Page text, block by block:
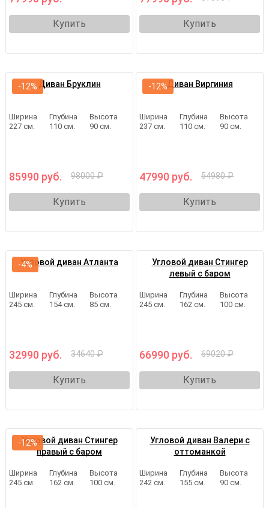
Купить Купить
Диван Бруклин
Ширина
227 см.
Глубина
110 см.
Высота
90 см.
85990 руб. 98000 ₽
Купить
-12% Диван Виргиния
Ширина
237 см.
Глубина
110 см.
Высота
90 см.
47990 руб. 54980 ₽
Купить
-12%
Угловой диван Атланта
Ширина
245 см.
Глубина
154 см.
Высота
85 см.
32990 руб. 34640 ₽
Купить
-4%
Угловой диван Стингер
левый с баром
Ширина
245 см.
Глубина
162 см.
Высота
100 см.
66990 руб. 69020 ₽
Купить
Угловой диван Стингер
правый с баром
Ширина
245 см.
Глубина
162 см.
Высота
100 см.
-12%
Угловой диван Валери с
оттоманкой
Ширина
242 см.
Глубина
155 см.
Высота
90 см.